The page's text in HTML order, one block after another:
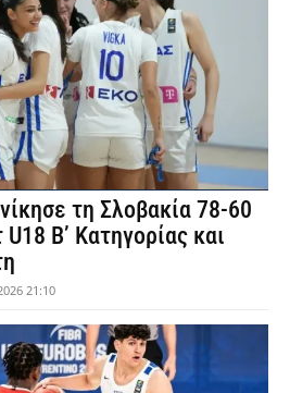
τη Σλοβακία 78-60
Β’ Κατηγορίας και
21:10